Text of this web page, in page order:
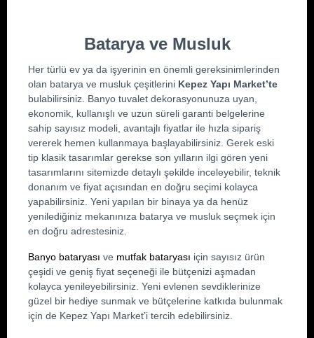
Batarya ve Musluk
Her türlü ev ya da işyerinin en önemli gereksinimlerinden
olan batarya ve musluk çeşitlerini Kepez Yapı Market’te
bulabilirsiniz. Banyo tuvalet dekorasyonunuza uyan,
ekonomik, kullanışlı ve uzun süreli garanti belgelerine
sahip sayısız modeli, avantajlı fiyatlar ile hızla sipariş
vererek hemen kullanmaya başlayabilirsiniz. Gerek eski
tip klasik tasarımlar gerekse son yılların ilgi gören yeni
tasarımlarını sitemizde detaylı şekilde inceleyebilir, teknik
donanım ve fiyat açısından en doğru seçimi kolayca
yapabilirsiniz. Yeni yapılan bir binaya ya da henüz
yenilediğiniz mekanınıza batarya ve musluk seçmek için
en doğru adrestesiniz.
Banyo bataryası ve mutfak bataryası için sayısız ürün
çeşidi ve geniş fiyat seçeneği ile bütçenizi aşmadan
kolayca yenileyebilirsiniz. Yeni evlenen sevdiklerinize
güzel bir hediye sunmak ve bütçelerine katkıda bulunmak
için de Kepez Yapı Market’i tercih edebilirsiniz.